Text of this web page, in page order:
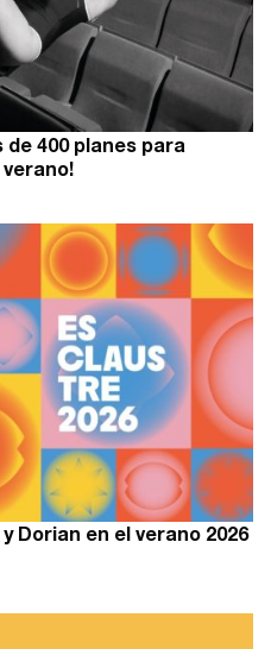
de 400 planes para
Dorian en el verano 2026